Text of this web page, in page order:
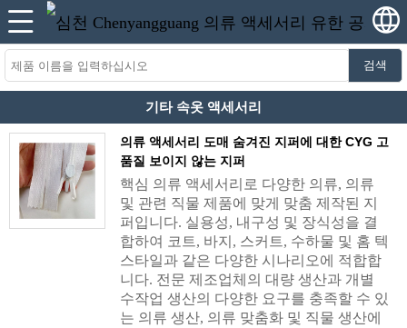
검색
기타 속옷 액세서리
의류 액세서리 도매 숨겨진 지퍼에 대한 CYG 고
품질 보이지 않는 지퍼
핵심 의류 액세서리로 다양한 의류, 의류
및 관련 직물 제품에 맞게 맞춤 제작된 지
퍼입니다. 실용성, 내구성 및 장식성을 결
합하여 코트, 바지, 스커트, 수하물 및 홈 텍
스타일과 같은 다양한 시나리오에 적합합
니다. 전문 제조업체의 대량 생산과 개별
수작업 생산의 다양한 요구를 충족할 수 있
는 의류 생산, 의류 맞춤화 및 직물 생산에